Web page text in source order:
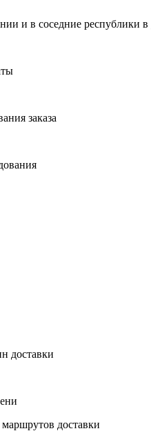
и в соседние республики в
заказа
доставки
доставки